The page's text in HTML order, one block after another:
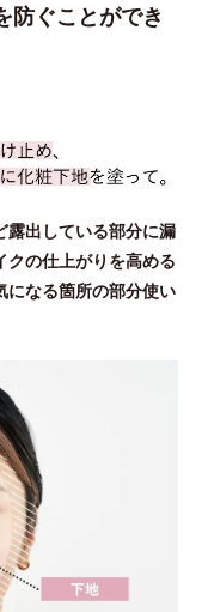
防ぐことができ
露出している部分に漏
クの仕上がりを高める
になる箇所の部分使い